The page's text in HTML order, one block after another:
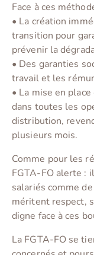
Face à ces
• La création
transition pour
prévenir la
• Des garanties
travail et les
• La mise en
dans toutes les
distribution,
plusieurs mois.
Comme pour les
FGTA-FO alerte :
salariés comme
méritent respect,
digne face à ces
La FGTA-FO se